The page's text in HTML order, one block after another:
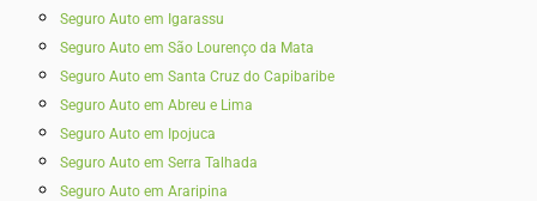
Seguro Auto em Igarassu
Seguro Auto em São Lourenço da Mata
Seguro Auto em Santa Cruz do Capibaribe
Seguro Auto em Abreu e Lima
Seguro Auto em Ipojuca
Seguro Auto em Serra Talhada
Seguro Auto em Araripina